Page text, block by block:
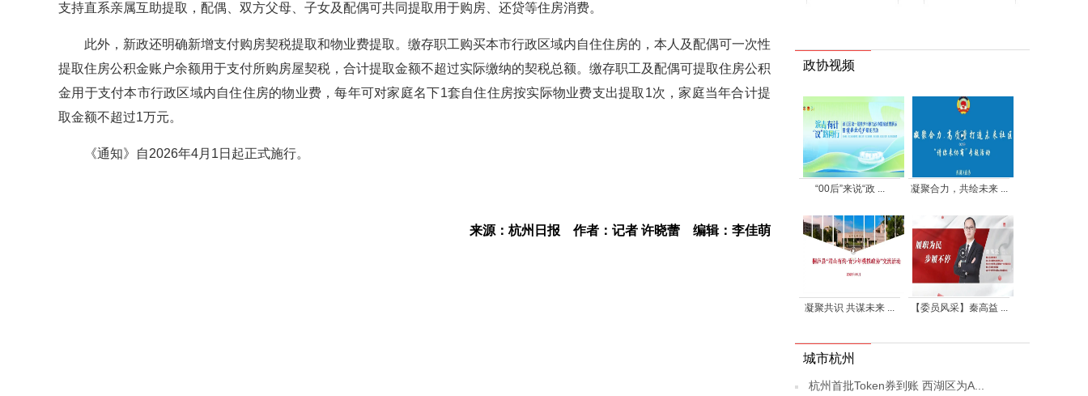
支持直系亲属互助提取，配偶、双方父母、子女及配偶可共同提取用于购房、还贷等住房消费。
此外，新政还明确新增支付购房契税提取和物业费提取。缴存职工购买本市行政区域内自住住房的，本人及配偶可一次性
提取住房公积金账户余额用于支付所购房屋契税，合计提取金额不超过实际缴纳的契税总额。缴存职工及配偶可提取住房公积
金用于支付本市行政区域内自住住房的物业费，每年可对家庭名下1套自住住房按实际物业费支出提取1次，家庭当年合计提
取金额不超过1万元。
《通知》自2026年4月1日起正式施行。
来源：杭州日报 作者：记者 许晓蕾 编辑：李佳萌
政协视频
“00后”来说“政 ... 凝聚合力，共绘未来 ...
凝聚共识 共谋未来 ... 【委员风采】秦高益 ...
城市杭州
杭州首批Token券到账 西湖区为A...